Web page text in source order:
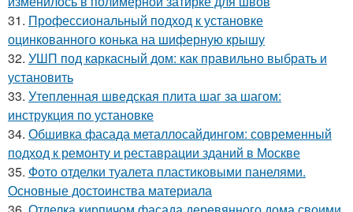
31. Профессиональный подход к установке
оцинкованного конька на шиферную крышу
32. УШП под каркасный дом: как правильно выбрать и
установить
33. Утепленная шведская плита шаг за шагом:
инструкция по установке
34. Обшивка фасада металлосайдингом: современный
подход к ремонту и реставрации зданий в Москве
35. Фото отделки туалета пластиковыми панелями.
Основные достоинства материала